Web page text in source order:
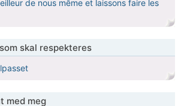
de nous même et laissons faire les
skal respekteres
med meg